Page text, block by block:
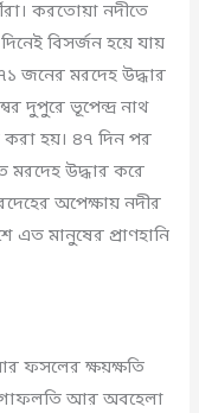
করতোয়া নদীতে
বিসর্জন হয়ে যায়
জনের মরদেহ উদ্ধার
দুপুরে ভূপেন্দ্র নাথ
করা হয়। ৪৭ দিন পর
মরদেহ উদ্ধার করে
অপেক্ষায় নদীর
এত মানুষের প্রাণহানি
ফসলের ক্ষয়ক্ষতি
গাফলতি আর অবহেলা